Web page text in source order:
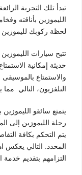
تبدأ تلك التجربة
الليموزين بأناقته
لحظة ركوبك لليموزين
تتيح سيارات
حديثة إمكانية
والاستمتاع
التلفزيون، التالي
يتمتع سائقو
رحلة الليموزين إلى
يتم التحكم بكافة
المحدد. التالي يعكس
التزامهم بتقديم خدمة